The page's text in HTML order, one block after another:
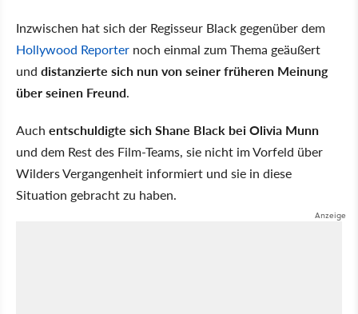
Inzwischen hat sich der Regisseur Black gegenüber dem
Hollywood Reporter noch einmal zum Thema geäußert
und distanzierte sich nun von seiner früheren Meinung
über seinen Freund.
Auch entschuldigte sich Shane Black bei Olivia Munn
und dem Rest des Film-Teams, sie nicht im Vorfeld über
Wilders Vergangenheit informiert und sie in diese
Situation gebracht zu haben.